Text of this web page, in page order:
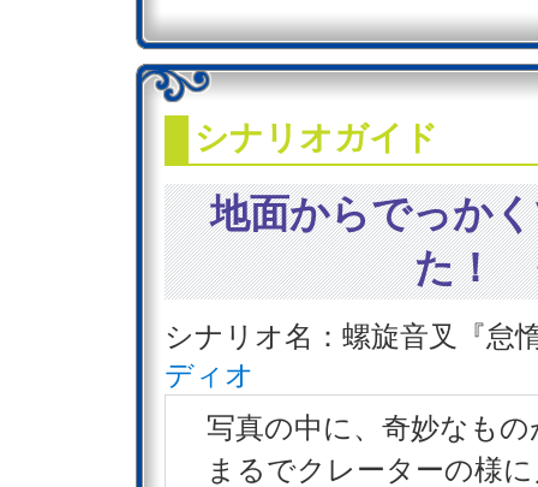
シナリオガイド
地面からでっか
た！
シナリオ名：螺旋音叉『怠
ディオ
写真の中に、奇妙なもの
まるでクレーターの様に